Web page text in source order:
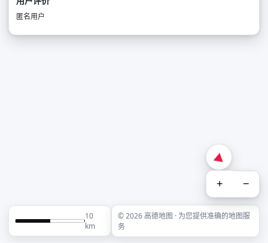
匿名用户
+ −
10
km
© 2026 高德地图 · 为您提供准确的地图服
务